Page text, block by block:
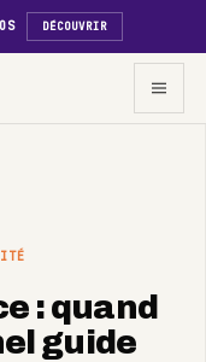
DÉCOUVRIR
: quand
guide